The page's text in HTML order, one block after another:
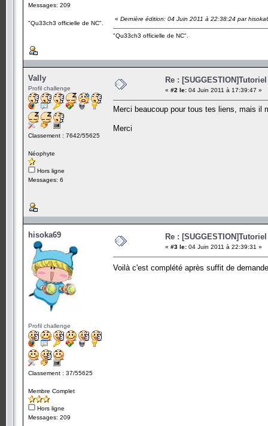
Messages: 209
"Qu33ch3 officielle de NC".
« Dernière édition: 04 Juin 2011 à 22:38:24 par
"Qu33ch3 officielle de NC".
Vally
Profil challenge
Classement : 7642/55625
Néophyte
Hors ligne
Messages: 6
Re : [SUGGESTION]Tutoriel
« #2 le: 04 Juin 2011 à 17:39:47 »
Merci beaucoup pour tous tes liens, mais il
Merci
hisoka69
Profil challenge
Classement : 37/55625
Membre Complet
Hors ligne
Messages: 209
Re : [SUGGESTION]Tutoriel
« #3 le: 04 Juin 2011 à 22:39:31 »
Voilà c'est complété après suffit de